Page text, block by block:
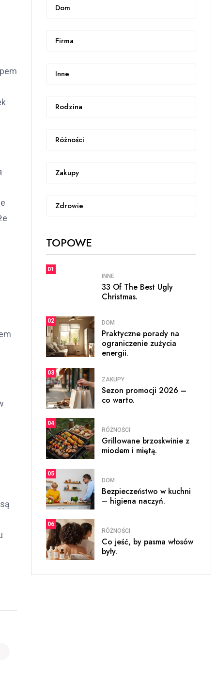
Dom
Firma
Inne
Rodzina
Różności
Zakupy
Zdrowie
TOPOWE
01
INNE
33 Of The Best Ugly
Christmas.
02 DOM
Praktyczne porady na
ograniczenie zużycia
energii.
03
ZAKUPY
Sezon promocji 2026 –
co warto.
04
RÓŻNOŚCI
Grillowane brzoskwinie z
miodem i miętą.
05
DOM
Bezpieczeństwo w kuchni
– higiena naczyń.
06
RÓŻNOŚCI
Co jeść, by pasma włosów
były.